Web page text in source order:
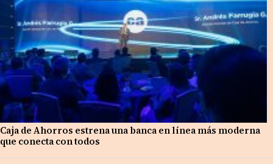
Caja de Ahorros estrena una banca en línea más moderna
que conecta con todos